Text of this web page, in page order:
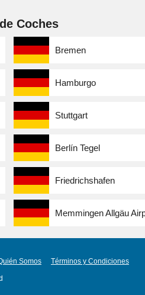
Coches
Bremen
Hamburgo
Stuttgart
Berlín Tegel
Friedrichshafen
Memmingen Allgäu
Somos Términos y Condiciones